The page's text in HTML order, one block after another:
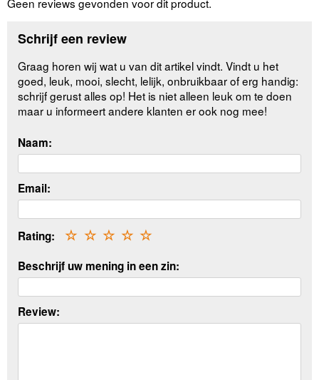
Schrijf een review
Graag horen wij wat u van dit artikel vindt. Vindt u het
goed, leuk, mooi, slecht, lelijk, onbruikbaar of erg handig:
schrijf gerust alles op! Het is niet alleen leuk om te doen
maar u informeert andere klanten er ook nog mee!
Naam:
Email:
Rating: ☆
☆
☆
☆
☆
Beschrijf uw mening in een zin:
Review: